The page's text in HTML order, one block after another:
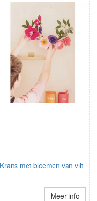
Krans met bloemen van vilt
Meer info